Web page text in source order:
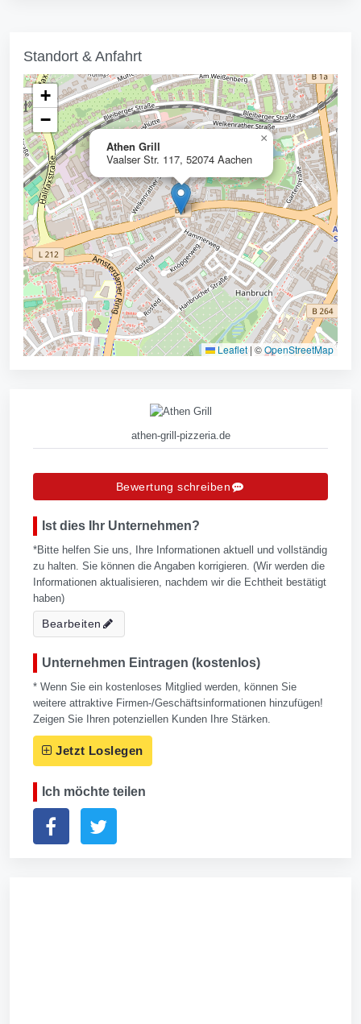
Standort & Anfahrt
Athen Grill
Vaalser Str. 117, 52074 Aachen
×
+
−
Leaflet | ©OpenStreetMap
athen-grill-pizzeria.de
Bewertung schreiben
Ist dies Ihr Unternehmen?
*Bitte helfen Sie uns, Ihre Informationen aktuell und vollständig
zu halten. Sie können die Angaben korrigieren. (Wir werden die
Informationen aktualisieren, nachdem wir die Echtheit bestätigt
haben)
Bearbeiten
Unternehmen Eintragen (kostenlos)
* Wenn Sie ein kostenloses Mitglied werden, können Sie
weitere attraktive Firmen-/Geschäftsinformationen hinzufügen!
Zeigen Sie Ihren potenziellen Kunden Ihre Stärken.
Jetzt Loslegen
Ich möchte teilen